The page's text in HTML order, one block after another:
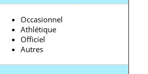
Occasionnel
Athlétique
Officiel
Autres